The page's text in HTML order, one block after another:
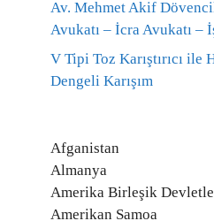
Av. Mehmet Akif
Avukatı – İcra Avukatı –
V Tipi Toz Karıştırıcı ile
Dengeli Karışım
Afganistan
Almanya
Amerika Birleşik
Amerikan Samoa